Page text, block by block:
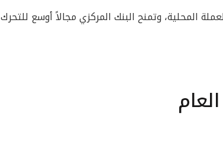
المحلية، وتمنح البنك المركزي مجالاً أوسع للتحرك